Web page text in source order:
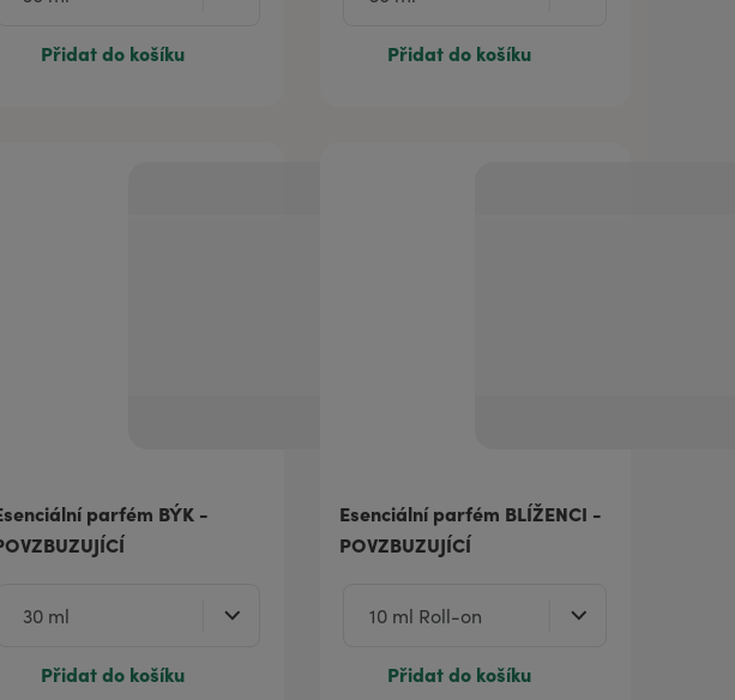
Přidat do košíku Přidat do košíku
parfém BÝK -
Přidat do košíku
Esenciální parfém BLÍŽENCI -
POVZBUZUJÍCÍ
Přidat do košíku